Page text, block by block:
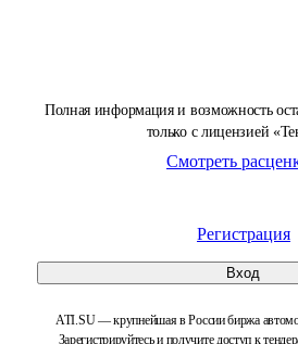
Полная информация и возможность
только с лицензией
Смотреть
Регистрация
Вход
ATI.SU — крупнейшая в России биржа
Зарегистрируйтесь и получите доступ к